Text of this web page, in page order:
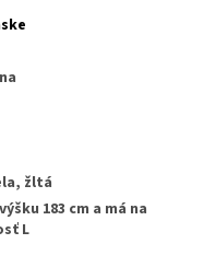
žltá
183 cm a má na
L